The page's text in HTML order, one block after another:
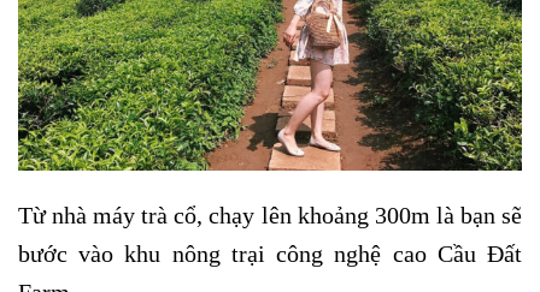
Từ nhà máy trà cổ, chạy lên khoảng 300m là bạn sẽ
bước vào khu nông trại công nghệ cao Cầu Đất